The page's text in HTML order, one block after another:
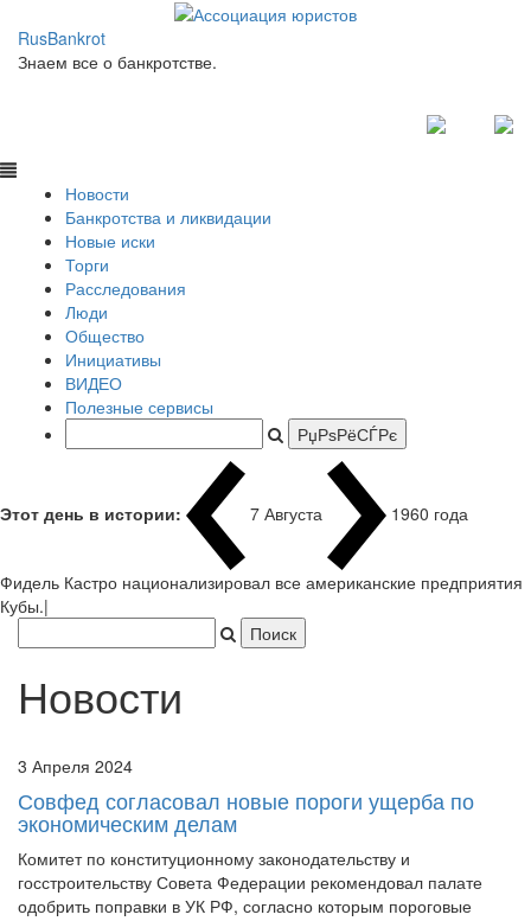
RusBankrot
Знаем все о банкротстве.
Новости
Банкротства и ликвидации
Новые иски
Торги
Расследования
Люди
Общество
Инициативы
ВИДЕО
Полезные сервисы
Этот день в истории: 7 Августа 1960 года Фи
Новости
3 Апреля 2024
экономическим делам
Комитет по конституционному законодательству и
госстроительству Совета Федерации рекомендовал палате
одобрить поправки в УК РФ, согласно которым пороговые
значения ущерба по некоторым составам экономических
преступлений предлагается повысить. Эти зна...